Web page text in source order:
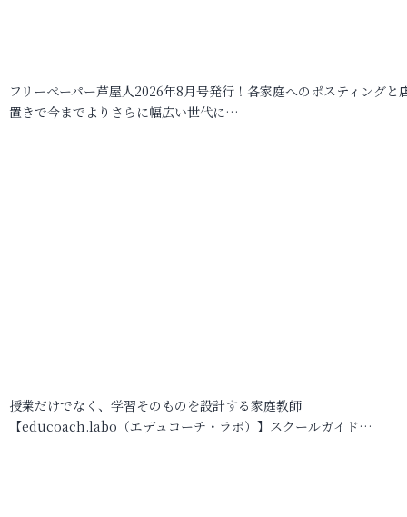
フリーペーパー芦屋人2026年8月号発行！各家庭へのポスティングと
置きで今までよりさらに幅広い世代に…
授業だけでなく、学習そのものを設計する家庭教師
【educoach.labo（エデュコーチ・ラボ）】スクールガイド…